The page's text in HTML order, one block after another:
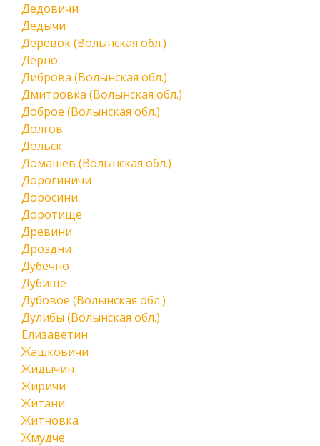
Дедовичи
Дедычи
Деревок (Волынская обл.)
Дерно
Диброва (Волынская обл.)
Дмитровка (Волынская обл.)
Доброе (Волынская обл.)
Долгов
Дольск
Домашев (Волынская обл.)
Дорогиничи
Доросини
Доротище
Древини
Дроздни
Дубечно
Дубище
Дубовое (Волынская обл.)
Дулибы (Волынская обл.)
Елизаветин
Жашковичи
Жидычин
Жиричи
Житани
Житновка
Жмудче